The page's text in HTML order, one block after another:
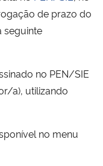
de prazo do
seguinte
no PEN/SIE
a), utilizando
no menu